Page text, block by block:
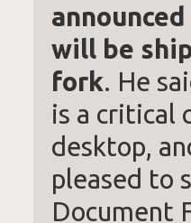
will be
fork. He
is a critical
desktop,
pleased to
Document